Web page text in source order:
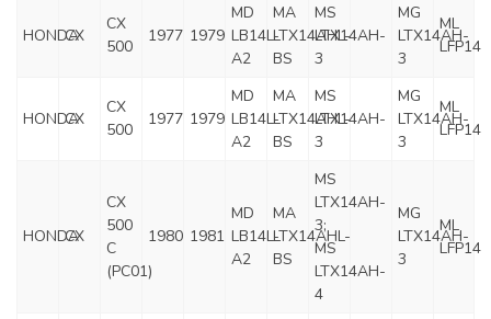
HONDA
CX
CX
500
1977 1979
MD
LB14L-
A2
MA
LTX14AHL-
BS
MS
LTX14AH-
3
MG
LTX14AH-
3
ML
LFP14
HONDA
CX
CX
500
1977 1979
MD
LB14L-
A2
MA
LTX14AHL-
BS
MS
LTX14AH-
3
MG
LTX14AH-
3
ML
LFP14
HONDA
CX
CX
500
C
(PC01)
1980 1981
MD
LB14L-
A2
MA
LTX14AHL-
BS
MS
LTX14AH-
3;
MS
LTX14AH-
4
MG
LTX14AH-
3
ML
LFP14